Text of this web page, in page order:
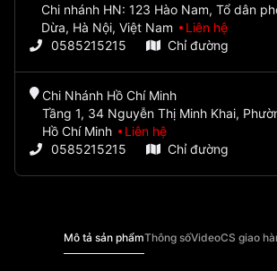
Chi nhánh HN: 123 Hào Nam, Tổ dân
Dừa, Hà Nội, Việt Nam
Liên hệ
0585215215
Chỉ đường
Chi Nhánh Hồ Chí Minh
Tầng 1, 34 Nguyễn Thị Minh Khai,
Hồ Chí Minh
Liên hệ
0585215215
Chỉ đường
Mô tả sản phẩmThông sốVideoCS giao